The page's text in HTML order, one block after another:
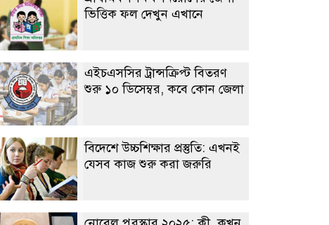
ভিত্তিক ফল দেখুন এখানে
এইচএসসির ট্রান্সক্রিপ্ট বিতরণ
শুরু ১০ ডিসেম্বর, কবে কোন জেলা
বিদেশে উচ্চশিক্ষার প্রস্তুতি: এখনই
যেসব কাজ শুরু করা জরুরি